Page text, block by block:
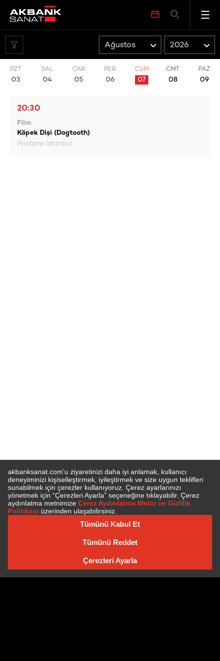
Etkinlikleri etiketlere göre filtreleyin
Film Söyleşi
03
PZT
04
SAL
05
ÇAR
06
PER
07
CUM
08
CMT
09
PAZ
20:30
Film
Köpek Dişi (Dogtooth)
Postane İstanbul